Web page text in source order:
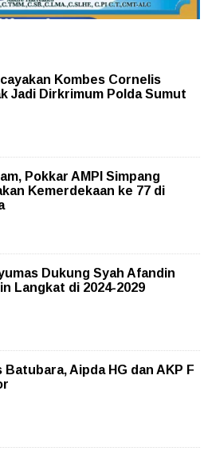
Kombes Cornelis
Jadi Dirkrimum Polda Sumut
Pokkar AMPI Simpang
Kemerdekaan ke 77 di
Dukung Syah Afandin
Langkat di 2024-2029
Aipda HG dan AKP F